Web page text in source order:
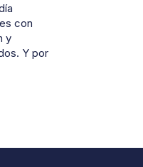
con
y
Y por